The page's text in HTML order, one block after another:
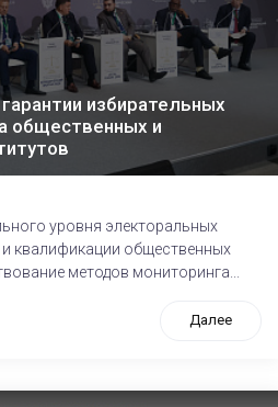
избирательных
общественных и
уровня электоральных
квалификации общественных
методов мониторинга...
Далее